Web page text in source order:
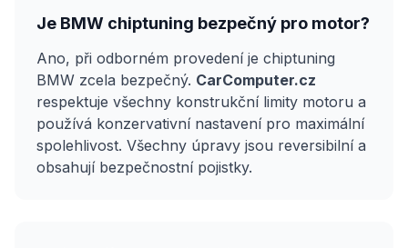
Je BMW chiptuning bezpečný pro motor?
Ano, při odborném provedení je chiptuning
BMW zcela bezpečný. CarComputer.cz
respektuje všechny konstrukční limity motoru a
používá konzervativní nastavení pro maximální
spolehlivost. Všechny úpravy jsou reversibilní a
obsahují bezpečnostní pojistky.